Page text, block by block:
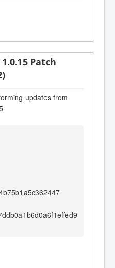
Patch
updates from